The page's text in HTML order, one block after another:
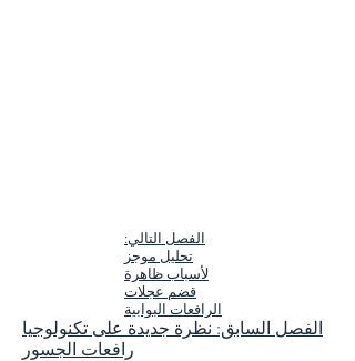
الفصل التالي:
تحليل موجز
لأسباب ظاهرة
قضم عجلات
الرافعات البوابية
الفصل السابق: نظرة جديدة على تكنولوجيا
رافعات الجسور